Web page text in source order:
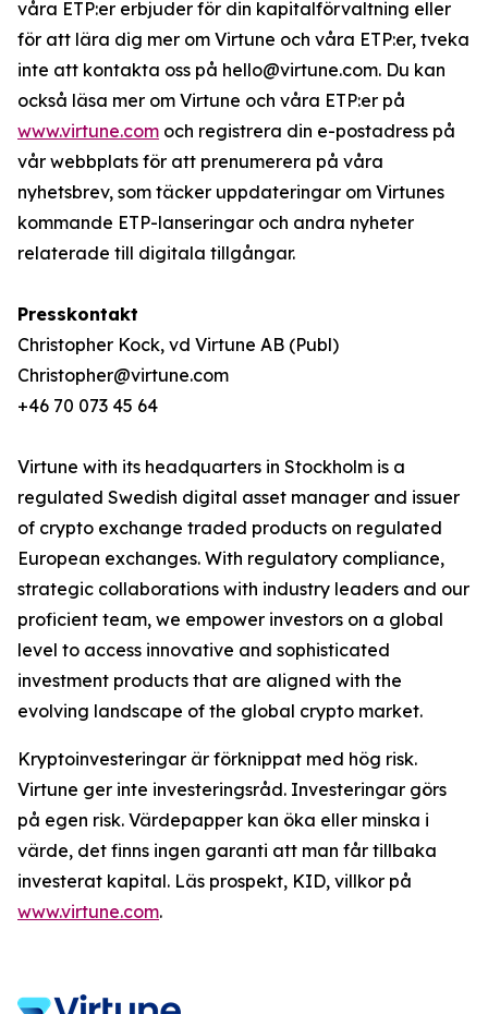
våra ETP:er erbjuder för din kapitalförvaltning eller
för att lära dig mer om Virtune och våra ETP:er, tveka
inte att kontakta oss på hello@virtune.com. Du kan
också läsa mer om Virtune och våra ETP:er på
www.virtune.com och registrera din e-postadress på
vår webbplats för att prenumerera på våra
nyhetsbrev, som täcker uppdateringar om Virtunes
kommande ETP-lanseringar och andra nyheter
relaterade till digitala tillgångar.
Presskontakt
Christopher Kock, vd Virtune AB (Publ)
Christopher@virtune.com
+46 70 073 45 64
Virtune with its headquarters in Stockholm is a
regulated Swedish digital asset manager and issuer
of crypto exchange traded products on regulated
European exchanges. With regulatory compliance,
strategic collaborations with industry leaders and our
proficient team, we empower investors on a global
level to access innovative and sophisticated
investment products that are aligned with the
evolving landscape of the global crypto market.
Kryptoinvesteringar är förknippat med hög risk.
Virtune ger inte investeringsråd. Investeringar görs
på egen risk. Värdepapper kan öka eller minska i
värde, det finns ingen garanti att man får tillbaka
investerat kapital. Läs prospekt, KID, villkor på
www.virtune.com.